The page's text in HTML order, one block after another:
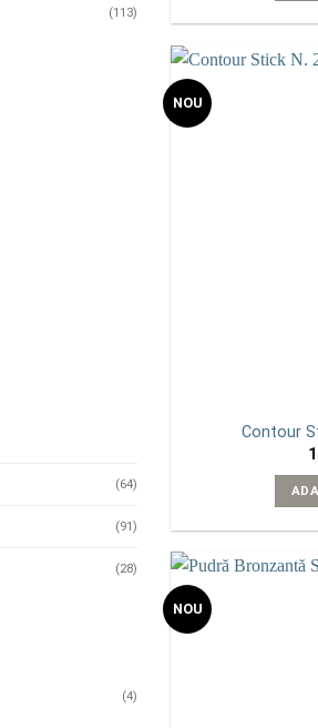
(113)
(64)
(91)
(28)
(4)
NOU
Contour
NOU